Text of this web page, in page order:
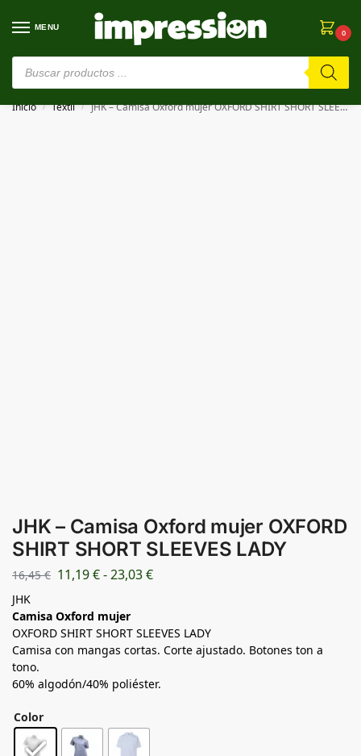
MENU
0
⚠️ Estamos en pruebas. Si algo falla, ¡Perdón!⚠️
Inicio / Textil / JHK – Camisa Oxford mujer OXFORD SHIRT SHORT SLEEVES LADY
JHK – Camisa Oxford mujer OXFORD
SHIRT SHORT SLEEVES LADY
16,45€ 11,19€-23,03€
JHK
Camisa Oxford mujer
OXFORD SHIRT SHORT SLEEVES LADY
Camisa con mangas cortas. Corte ajustado. Botones ton a
tono.
60% algodón/40% poliéster.
Color